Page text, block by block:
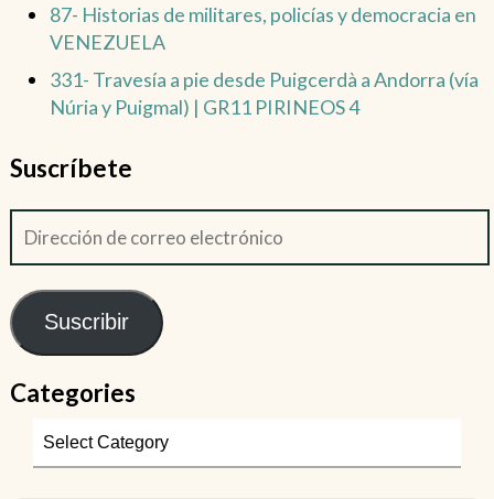
87- Historias de militares, policías y democracia en
VENEZUELA
331- Travesía a pie desde Puigcerdà a Andorra (vía
Núria y Puigmal) | GR11 PIRINEOS 4
Suscríbete
Suscribir
Categories